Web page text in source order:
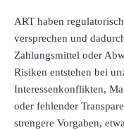
ART haben
versprechen und
Zahlungsmittel oder
Risiken entstehen bei
Interessenkonflikten,
oder fehlender
strengere Vorgaben,